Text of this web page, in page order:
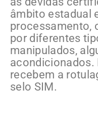
âmbito estadual
processamento,
por diferentes
manipulados,
acondicionados.
recebem a
selo SIM.